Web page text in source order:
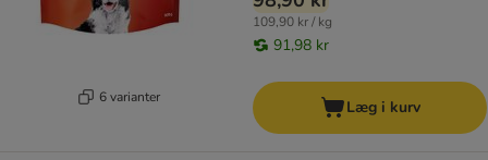
6 varianter
109,90 kr / kg
91,98 kr
Læg i kurv